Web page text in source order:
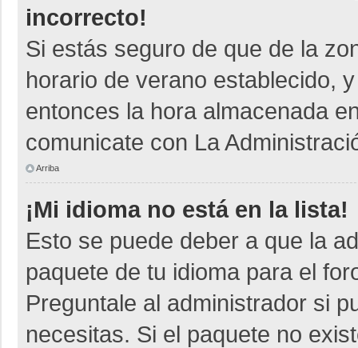
incorrecto!
Si estás seguro de que de la
horario de verano establecido,
entonces la hora almacenada
comunicate con La
Arriba
¡Mi idioma no está en la lista!
Esto se puede deber a que la
paquete de tu idioma para el
Preguntale al administrador si
necesitas. Si el paquete no